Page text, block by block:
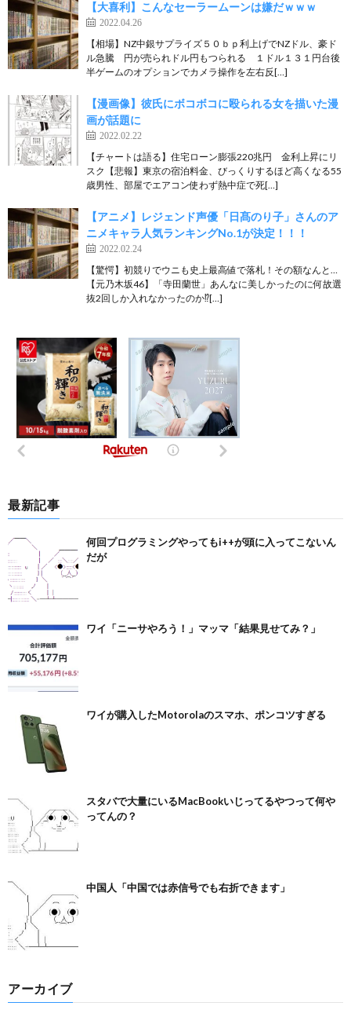
【大喜利】こんなセーラームーンは嫌だｗｗｗ
2022.04.26
【相場】NZ中銀サプライズ５０ｂｐ利上げでNZドル、豪ド
ル急騰 円が売られドル円もつられる １ドル１３１円台後
半ゲームのオプションでカメラ操作を左右反[…]
【漫画像】彼氏にボコボコに殴られる女を描いた漫
画が話題に
2022.02.22
【チャートは語る】住宅ローン膨張220兆円 金利上昇にリ
スク【悲報】東京の宿泊料金、びっくりするほど高くなる55
歳男性、部屋でエアコン使わず熱中症で死[…]
【アニメ】レジェンド声優「日髙のり子」さんのア
ニメキャラ人気ランキングNo.1が決定！！！
2022.02.24
【驚愕】初競りでウニも史上最高値で落札！その額なんと…
【元乃木坂46】「寺田蘭世」あんなに美しかったのに何故選
抜2回しか入れなかったのか⁉[…]
最新記事
何回プログラミングやってもi++が頭に入ってこないん
だが
ワイ「ニーサやろう！」マッマ「結果見せてみ？」
ワイが購入したMotorolaのスマホ、ポンコツすぎる
スタバで大量にいるMacBookいじってるやつって何や
ってんの？
中国人「中国では赤信号でも右折できます」
アーカイブ